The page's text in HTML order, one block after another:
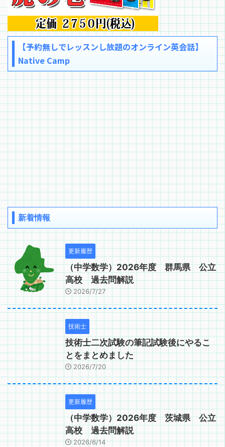
【予約無しでレッスンし放題のオンライン英会話】
Native Camp
新着情報
更新履歴
（中学数学）2026年度 群馬県 公立
高校 過去問解説
2026/7/27
技術士
技術士二次試験の筆記試験後にやるこ
とをまとめました
2026/7/20
更新履歴
（中学数学）2026年度 茨城県 公立
高校 過去問解説
2026/6/14